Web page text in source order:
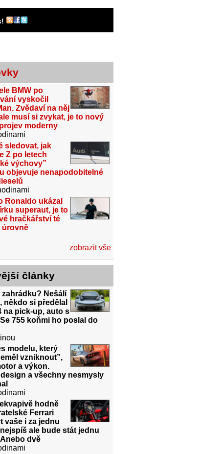
BMW po
vyskočil
Zvědaví na něj
musí si zvykat, je to nový
moderny
sledovat, jak
Z po letech
výchovy”
objevuje nenapodobitelné
Ronaldo ukázal
superaut, je to
hračkářství té
úrovně
zobrazit vše
články
zahrádku? Nešálí
někdo si předělal
na pick-up, auto s
755 koňmi ho poslal do
modelu, který
vzniknout”,
a výkon.
a všechny nesmysly
hodně
Ferrari
vaše i za jednu
ale bude stát jednu
dvě